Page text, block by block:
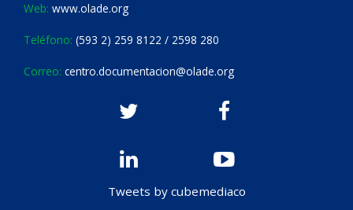
Web: www.olade.org
Teléfono: (593 2) 259 8122 / 2598 280
Correo: centro.documentacion@olade.org
Tweets by cubemediaco